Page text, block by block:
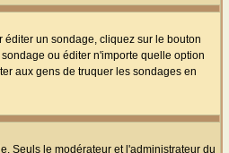
un sondage, cliquez sur le bouton
ou éditer n'importe quelle option
aux gens de truquer les sondages en
Seuls le modérateur et l'administrateur du